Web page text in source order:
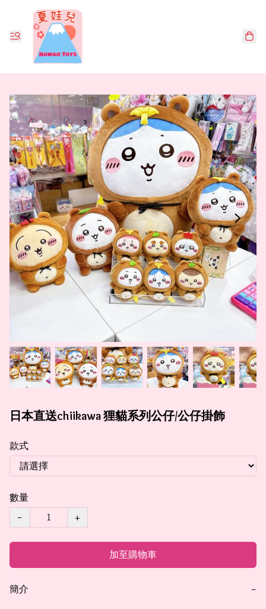
日本直送chiikawa 狸貓系列公仔/公仔掛飾
款式
數量
−
+
加至購物車
簡介 −